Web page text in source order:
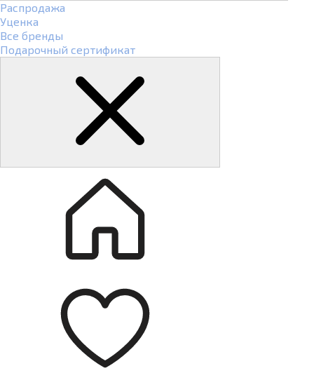
Распродажа
Уценка
Все бренды
Подарочный сертификат